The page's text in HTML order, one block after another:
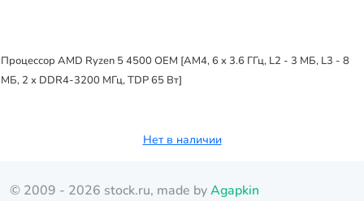
Процессор AMD Ryzen 5 4500 OEM [AM4, 6 x 3.6 ГГц, L2 - 3 МБ, L3 - 8
МБ, 2 х DDR4-3200 МГц, TDP 65 Вт]
Нет в наличии
© 2009 - 2026 stock.ru, made byAgapkin